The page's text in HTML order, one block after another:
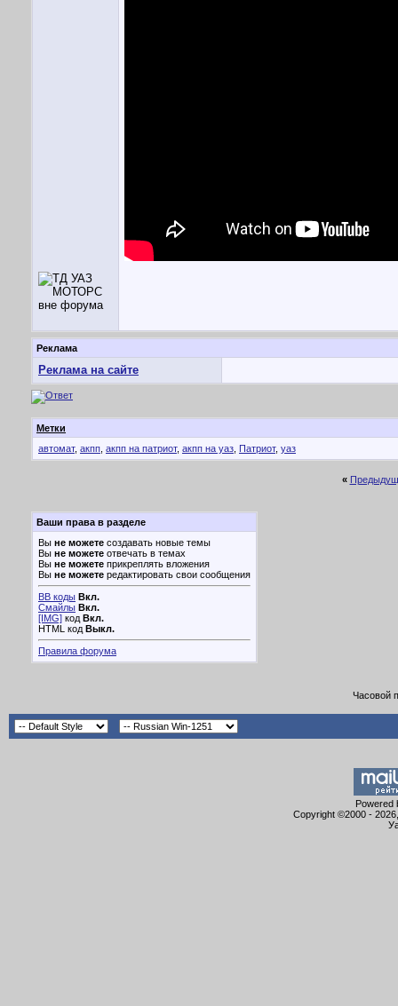
Реклама
Реклама на сайте
Метки
автомат, акпп акпп на патриот, акпп на уаз Патриот, уаз
«
Ваши права в разделе
Вы не можете создавать новые темы
Вы не можете отвечать в темах
Вы не можете прикреплять вложения
Вы не можете редактировать свои сообщения
BB коды Вкл.
Смайлы Вкл.
[IMG] код Вкл.
HTML код Выкл.
Правила форума
Часовой
Powered
Copyright ©2000 -